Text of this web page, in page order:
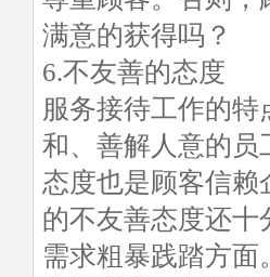
满意的获得吗？
6.不友善的态度
服务接待工作的
和、善解人意的员
态度也是顾客信
的不友善态度还
需求粗暴践踏方